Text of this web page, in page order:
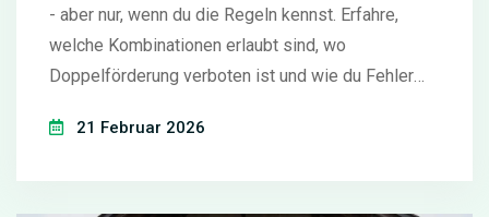
- aber nur, wenn du die Regeln kennst. Erfahre,
welche Kombinationen erlaubt sind, wo
Doppelförderung verboten ist und wie du Fehler
21 Februar 2026